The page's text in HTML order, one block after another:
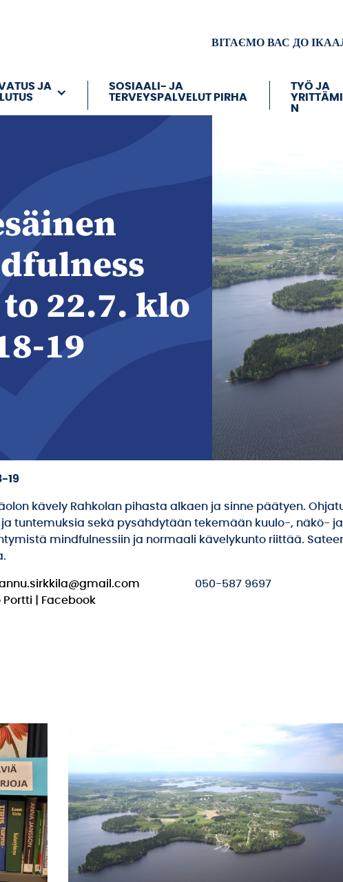
ВІТАЄМО ВАС ДО
JA
SOSIAALI- JA
TERVEYSPALVELUT PIRHA
TYÖ JA
N
22.7. klo
19
19
kävely Rahkolan pihasta alkaen ja sinne päätyen.
tuntemuksia sekä pysähdytään tekemään kuulo-, näkö- ja
mindfulnessiin ja normaali kävelykunto riittää.
050-587 9697
| Facebook